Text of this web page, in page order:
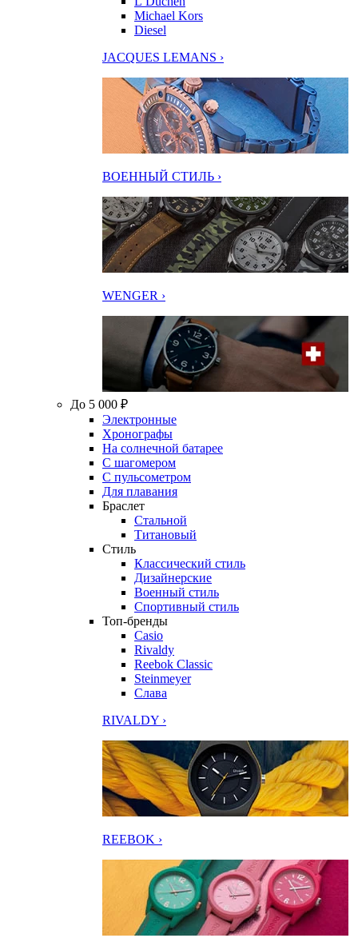
Michael Kors
Diesel
JACQUES LEMANS ›
ВОЕННЫЙ СТИЛЬ ›
WENGER ›
До 5 000 ₽
Электронные
Хронографы
На солнечной батарее
С шагомером
С пульсометром
Для плавания
Браслет
Стальной
Титановый
Стиль
Классический стиль
Дизайнерские
Военный стиль
Спортивный стиль
Топ-бренды
Casio
Rivaldy
Reebok Classic
Steinmeyer
Слава
RIVALDY ›
REEBOK ›